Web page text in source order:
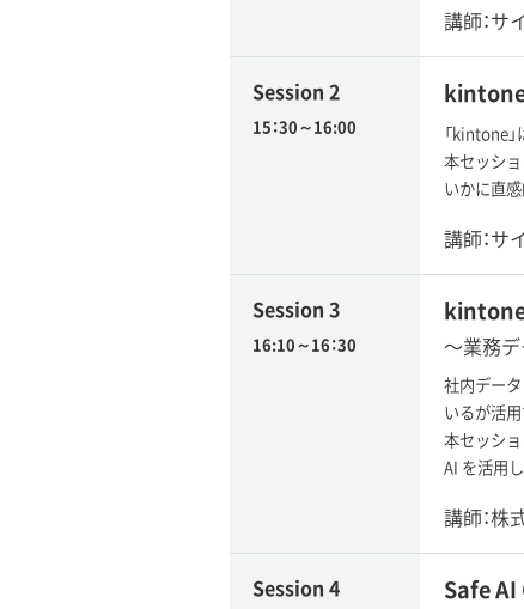
講師：サ
Session 2
15：30～16:00
「kintone
本セッシ
いかに直
講師：サ
Session 3
16:10～16：30 〜業務
社内デー
いるが活
本セッシ
AI を活用
講師：株
Session 4 Safe